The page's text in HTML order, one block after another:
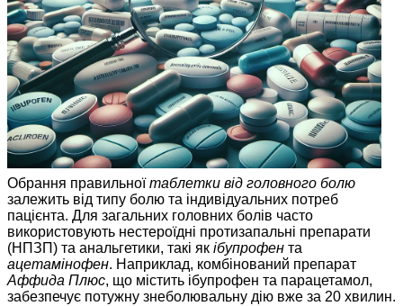
Обрання правильноїтаблетки від головного болю
залежить від типу болю та індивідуальних потреб
пацієнта. Для загальних головних болів часто
використовують нестероїдні протизапальні препарати
(НПЗП) та анальгетики, такі як ібупрофен та
ацетамінофен. Наприклад, комбінований препарат
Аффида Плюс, що містить ібупрофен та парацетамол,
забезпечує потужну знеболювальну дію вже за 20 хвилин.